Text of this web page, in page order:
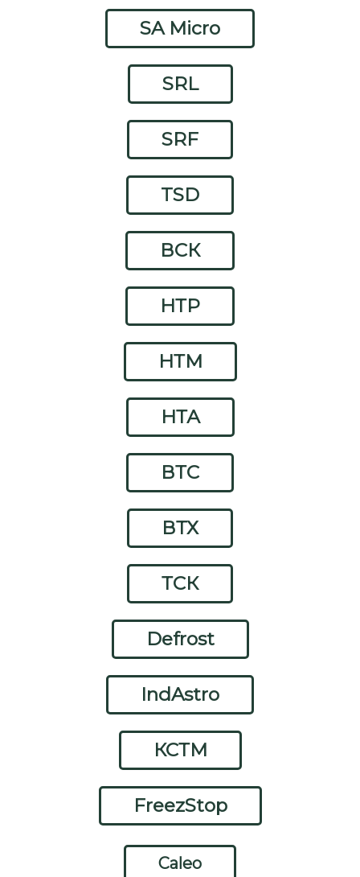
SA Micro
SRL
SRF
TSD
ВСК
НТР
НТМ
НТА
ВТС
ВТХ
ТСК
Defrost
IndAstro
КСТМ
FreezStop
Caleo